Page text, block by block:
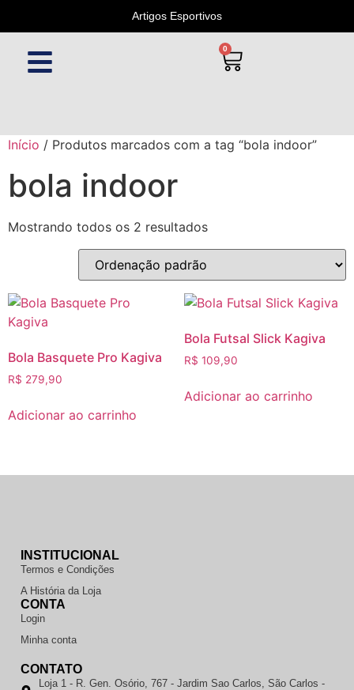
Artigos Esportivos
0
Início / Produtos marcados com a tag “bola indoor”
bola indoor
Mostrando todos os 2 resultados
Bola Basquete Pro Kagiva
R$ 279,90
Adicionar ao carrinho
Bola Futsal Slick Kagiva
R$ 109,90
Adicionar ao carrinho
INSTITUCIONAL
Termos e Condições
A História da Loja
CONTA
Login
Minha conta
CONTATO
Loja 1 - R. Gen. Osório, 767 - Jardim Sao Carlos, São Carlos -